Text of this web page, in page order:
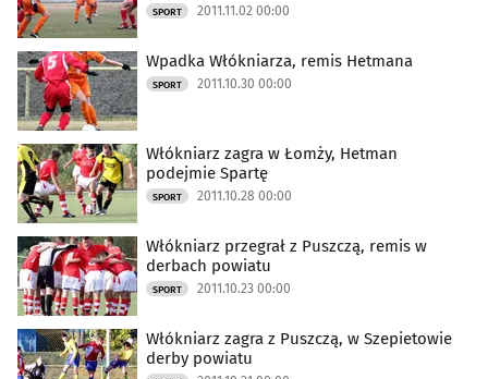
SPORT 2011.11.02 00:00
Wpadka Włókniarza, remis Hetmana
SPORT 2011.10.30 00:00
Włókniarz zagra w Łomży, Hetman
podejmie Spartę
SPORT 2011.10.28 00:00
Włókniarz przegrał z Puszczą, remis w
derbach powiatu
SPORT 2011.10.23 00:00
Włókniarz zagra z Puszczą, w Szepietowie
derby powiatu